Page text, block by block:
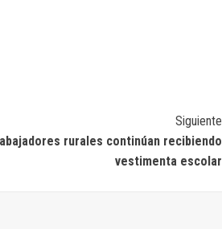
Siguiente
rurales continúan recibiendo
vestimenta escolar